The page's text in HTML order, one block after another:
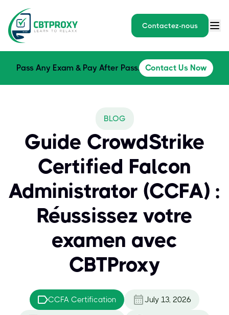
Contactez-nous
Pass Any Exam & Pay After Pass. Contact Us Now
BLOG
Guide CrowdStrike
Certified Falcon
Administrator (CCFA) :
Réussissez votre
examen avec
CBTProxy
CCFA Certification July 13, 2026